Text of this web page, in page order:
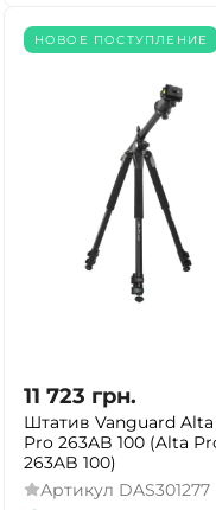
НОВОЕ ПОСТУПЛЕНИЕ
11 723 грн.
Штатив Vanguard Alta
Pro 263AB 100 (Alta
263AB 100)
Артикул DAS301277